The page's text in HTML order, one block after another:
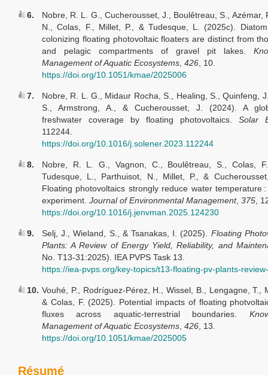
6.
Nobre, R. L. G., Cucherousset, J., Boulêtreau, S., Azémar,
N., Colas, F., Millet, P., & Tudesque, L. (2025c).
colonizing floating photovoltaic floaters are distinct from
and pelagic compartments of gravel pit lakes.
Management of Aquatic Ecosystems, 426, 10.
https://doi.org/10.1051/kmae/2025006
7.
Nobre, R. L. G., Midaur Rocha, S., Healing, S., Quinfeng,
S., Armstrong, A., & Cucherousset, J. (2024). A
freshwater coverage by floating photovoltaics. Solar
112244.
https://doi.org/10.1016/j.solener.2023.112244
8.
Nobre, R. L. G., Vagnon, C., Boulêtreau, S., Colas,
Tudesque, L., Parthuisot, N., Millet, P., &
Floating photovoltaics strongly reduce water temperature
experiment. Journal of Environmental Management, 375,
https://doi.org/10.1016/j.jenvman.2025.124230
9. Selj, J., Wieland, S., & Tsanakas, I. (2025). Floating
Plants: A Review of Energy Yield, Reliability, and
No. T13-31:2025). IEA PVPS Task 13.
https://iea-pvps.org/key-topics/t13-floating-pv-plants-
10. Vouhé, P., Rodríguez-Pérez, H., Wissel, B., Lengagne, T.,
& Colas, F. (2025). Potential impacts of floating
fluxes across aquatic-terrestrial boundaries.
Management of Aquatic Ecosystems, 426, 13.
https://doi.org/10.1051/kmae/2025005
Résumé